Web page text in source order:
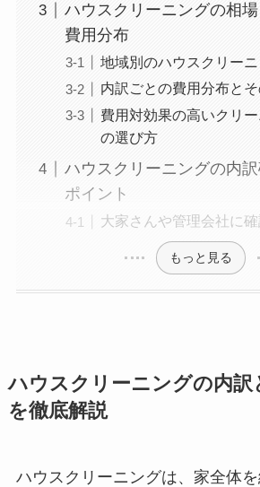
ハウスクリーニングの相
費用分布
地域別のハウスクリー
内訳ごとの費用分布と
費用対効果の高いクリ
の選び方
ハウスクリーニングの内
ポイント
大家さんや管理会社に
もっと見る
ハウスクリーニングの内訳
を徹底解説
ハウスクリーニングは、家全体